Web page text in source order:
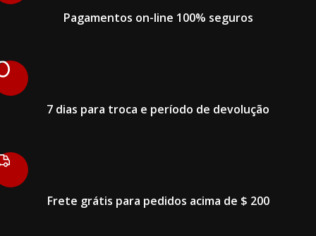
Pagamentos on-line 100% seguros
7 dias para troca e período de devolução
Frete grátis para pedidos acima de $ 200